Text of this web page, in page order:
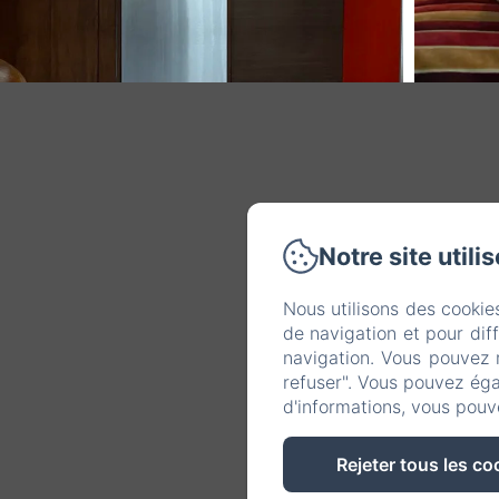
Notre site
Nous utilisons des
de navigation et pour
navigation. Vous
refuser". Vous pouvez
d'informations, vous
Rejeter tous les